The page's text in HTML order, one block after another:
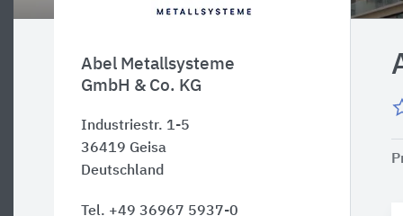
Abel Metallsysteme
GmbH & Co. KG
Industriestr. 1-5
36419 Geisa
Deutschland
Tel. +49 36967 5937-0